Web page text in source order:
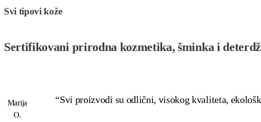
Svi tipovi kože
Sertifikovani prirodna kozmetika, šminka i
“Svi proizvodi su odlični, visokog kvaliteta,
Marija
O.